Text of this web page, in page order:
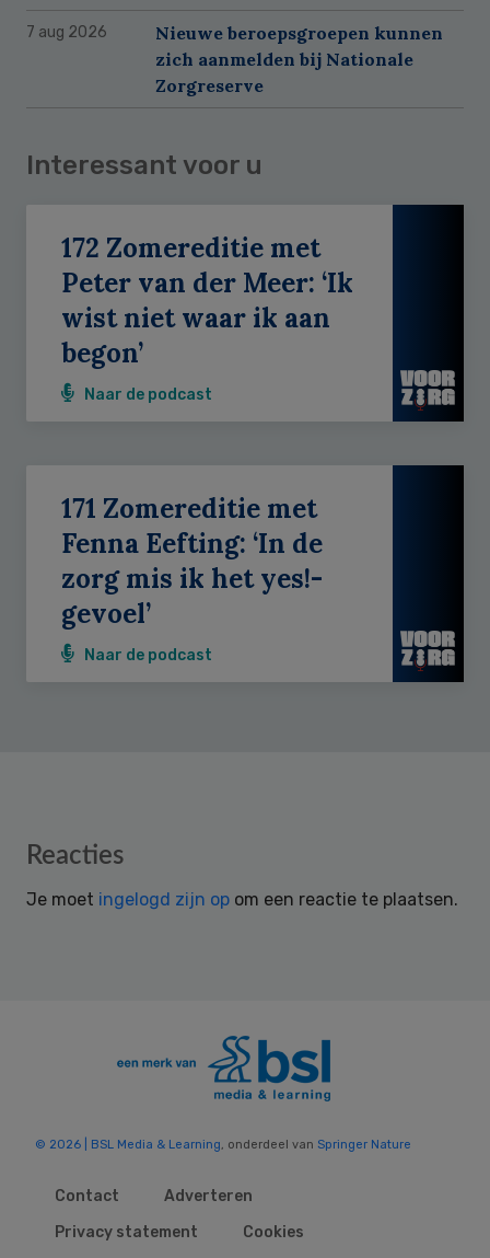
7 aug 2026
Nieuwe beroepsgroepen kunnen
zich aanmelden bij Nationale
Zorgreserve
Interessant voor u
172 Zomereditie met
Peter van der Meer: ‘Ik
wist niet waar ik aan
begon’
Naar de podcast
171 Zomereditie met
Fenna Eefting: ‘In de
zorg mis ik het yes!-
gevoel’
Naar de podcast
Reader
Reacties
Je moet ingelogd zijn op om een reactie te plaatsen.
© 2026 | BSL Media & Learning, onderdeel van Springer Nature
Contact
Adverteren
Privacy statement
Cookies